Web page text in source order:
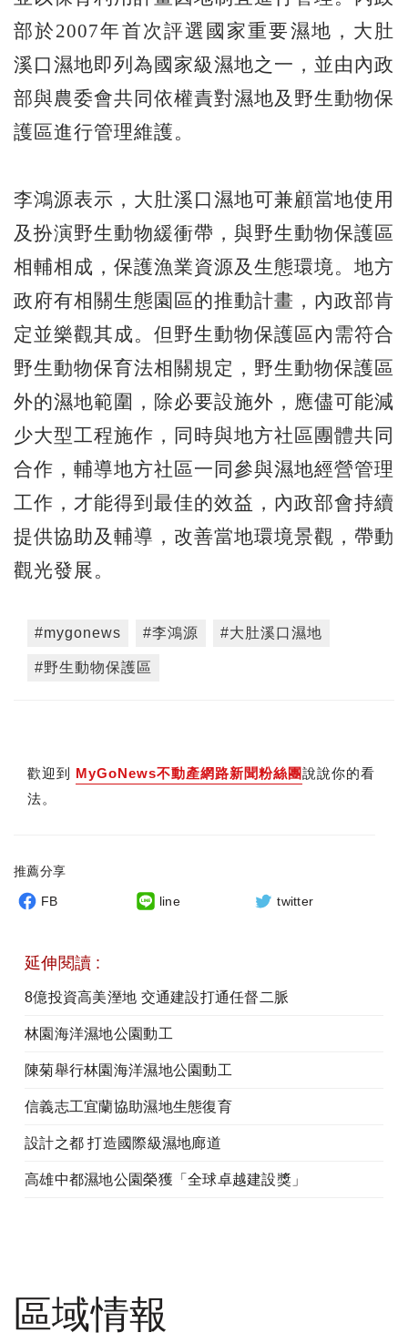
部於2007年首次評選國家重要濕地，大肚
溪口濕地即列為國家級濕地之一，並由內政
部與農委會共同依權責對濕地及野生動物保
護區進行管理維護。
李鴻源表示，大肚溪口濕地可兼顧當地使用
及扮演野生動物緩衝帶，與野生動物保護區
相輔相成，保護漁業資源及生態環境。地方
政府有相關生態園區的推動計畫，內政部肯
定並樂觀其成。但野生動物保護區內需符合
野生動物保育法相關規定，野生動物保護區
外的濕地範圍，除必要設施外，應儘可能減
少大型工程施作，同時與地方社區團體共同
合作，輔導地方社區一同參與濕地經營管理
工作，才能得到最佳的效益，內政部會持續
提供協助及輔導，改善當地環境景觀，帶動
觀光發展。
#mygonews #李鴻源 #大肚溪口濕地
#野生動物保護區
歡迎到 MyGoNews不動產網路新聞粉絲團說說你的看
法。
推薦分享
FB line twitter
延伸閱讀 :
8億投資高美溼地 交通建設打通任督二脈
林園海洋濕地公園動工
陳菊舉行林園海洋濕地公園動工
信義志工宜蘭協助濕地生態復育
設計之都 打造國際級濕地廊道
高雄中都濕地公園榮獲「全球卓越建設獎」
區域情報